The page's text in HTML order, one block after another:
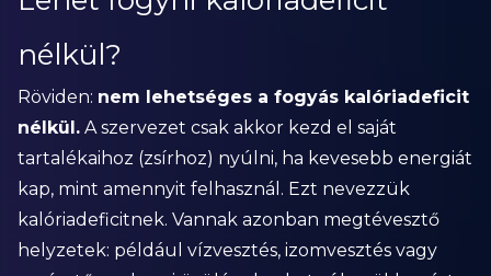
nélkül?
Röviden: nem lehetséges a fogyás kalóriadeficit
nélkül. A szervezet csak akkor kezd el saját
tartalékaihoz (zsírhoz) nyúlni, ha kevesebb energiát
kap, mint amennyit felhasznál. Ezt nevezzük
kalóriadeficitnek. Vannak azonban megtévesztő
helyzetek: például vízvesztés, izomvesztés vagy